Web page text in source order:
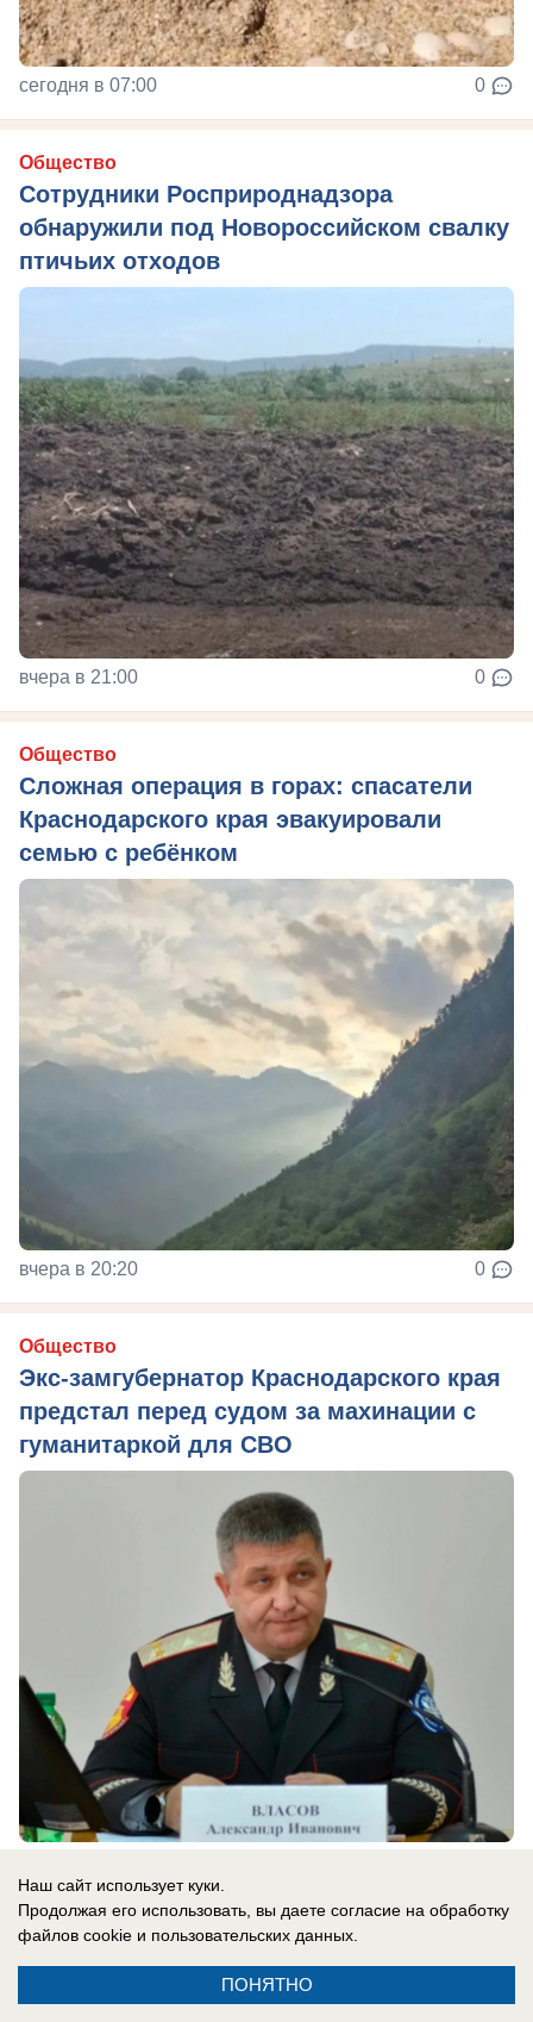
сегодня в 07:00 0
Общество
Сотрудники Росприроднадзора
обнаружили под Новороссийском свалку
птичьих отходов
вчера в 21:00 0
Общество
Сложная операция в горах: спасатели
Краснодарского края эвакуировали
семью с ребёнком
вчера в 20:20 0
Общество
Экс-замгубернатор Краснодарского края
предстал перед судом за махинации с
гуманитаркой для СВО
Недвижимость
Старейший из новых: чем манит и
отпугивает ЖК «Малая Земля» в
Наш сайт использует куки.
Продолжая его использовать, вы даете согласие на обработку
файлов cookie и пользовательских данных.
ПОНЯТНО